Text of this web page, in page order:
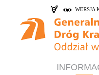
WERSJA